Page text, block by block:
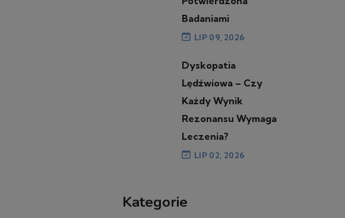
Badaniami
LIP 09, 2026
Dyskopatia
Lędźwiowa – Czy
Każdy Wynik
Rezonansu Wymaga
Leczenia?
LIP 02, 2026
Kategorie